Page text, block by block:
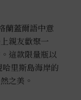
蘭蓋爾語中意
親友歡聚一
這款限量瓶以
哈里斯島海岸的
之美。